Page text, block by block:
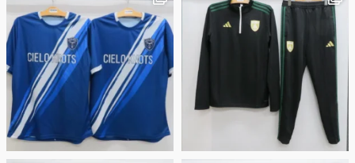
ームへの愛情が伝わる応援スタイルとは？